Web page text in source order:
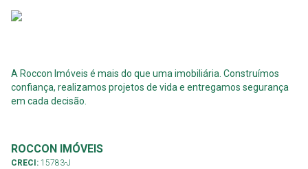
A Roccon Imóveis é mais do que uma imobiliária. Construímos
confiança, realizamos projetos de vida e entregamos segurança
em cada decisão.
ROCCON IMÓVEIS
CRECI: 15783-J